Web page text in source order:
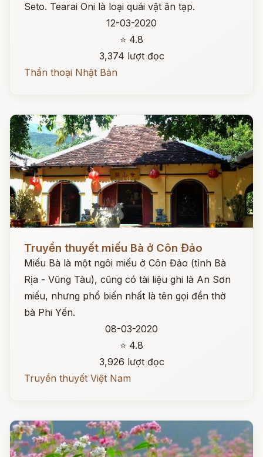
Seto. Tearai Oni là loại quái vật ăn tạp.
12-03-2020
⭐ 4.8
3,374 lượt đọc
Thần thoại Nhật Bản
Đọc ngay
Truyền thuyết miếu Bà ở Côn Đảo
Miếu Bà là một ngôi miếu ở Côn Đảo (tỉnh Bà
Rịa - Vũng Tàu), cũng có tài liệu ghi là An Sơn
miếu, nhưng phổ biến nhất là tên gọi đền thờ
bà Phi Yến.
08-03-2020
⭐ 4.8
3,926 lượt đọc
Truyền thuyết Việt Nam